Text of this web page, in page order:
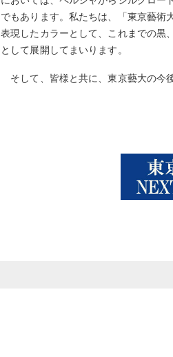
でもあります。私たちは、「東京藝術
表現したカラーとして、これまでの黒
として展開してまいります。
そして、皆様と共に、東京藝大の今